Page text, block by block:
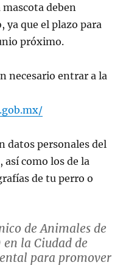
deben
ya que el plazo para
próximo.
necesario entrar a la
datos personales del
como los de la
de tu perro o
de Animales de
la Ciudad de
para promover